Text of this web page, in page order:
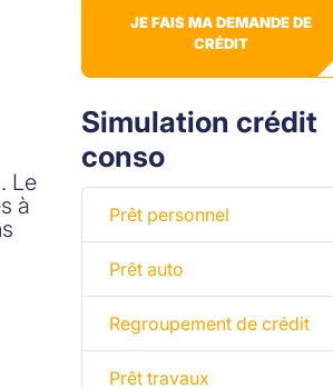
Le
à
JE FAIS MA DEMANDE DE
CRÉDIT
Simulation crédit
conso
Prêt personnel
Prêt auto
Regroupement de crédit
Prêt travaux